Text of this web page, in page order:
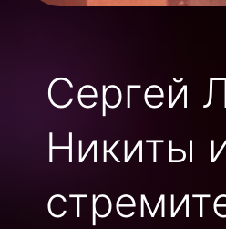
Сергей
Никиты